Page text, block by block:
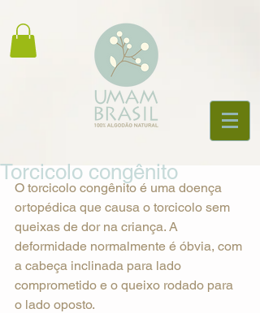
Torcicolo congênito
O torcicolo congênito é uma doença
ortopédica que causa o torcicolo sem
queixas de dor na criança. A
deformidade normalmente é óbvia, com
a cabeça inclinada para lado
comprometido e o queixo rodado para
o lado oposto.